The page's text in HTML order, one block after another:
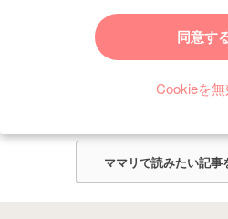
同意す
Cookieを
ママリからのお知らせ
今ママリで読みたい記事は何ですか？
ママリ編集部がみなさんのご意見をもと
ママリで読みたい記事